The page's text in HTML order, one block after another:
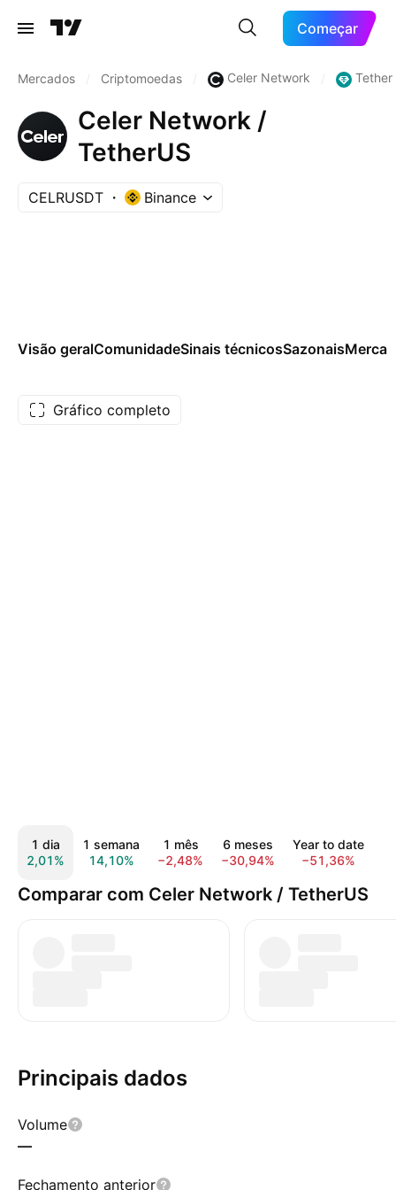
Começar
Mercados Criptomoedas Celer Network Tether
Celer Network /
TetherUS
CELRUSDT Binance
Visão geralComunidadeSinais técnicosSazonais
Gráfico completo
1 dia
2,01%
1 semana
14,10%
1 mês
−2,48%
6 meses
−30,94%
Year to date
−51,36%
Comparar com Celer Network / TetherUS
Principais dados
Volume
—
Fechamento anterior